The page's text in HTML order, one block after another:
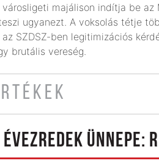
majálison indítja be
ugyanezt. A voksolás tétje
SZDSZ-ben legitimizációs
brutális vereség.
ÜNNEPE: